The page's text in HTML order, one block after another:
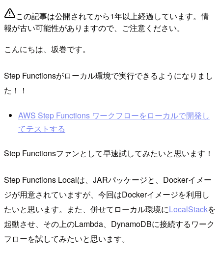
この記事は公開されてから1年以上経過しています。情
報が古い可能性がありますので、ご注意ください。
こんにちは、坂巻です。
Step Functionsがローカル環境で実行できるようになりまし
た！！
AWS Step Functions ワークフローをローカルで開発し
てテストする
Step Functionsファンとして早速試してみたいと思います！
Step Functions Localは、JARパッケージと、Dockerイメー
ジが用意されていますが、今回はDockerイメージを利用し
たいと思います。また、併せてローカル環境にLocalStackを
起動させ、その上のLambda、DynamoDBに接続するワーク
フローを試してみたいと思います。